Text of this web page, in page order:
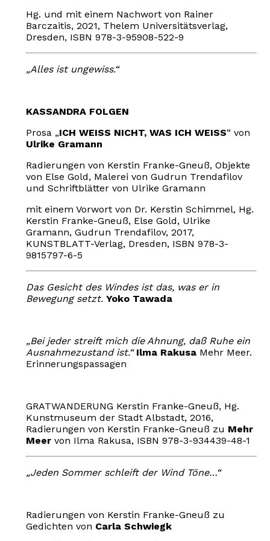
Hg. und mit einem Nachwort von Rainer
Barczaitis, 2021, Thelem Universitätsverlag,
Dresden, ISBN 978-3-95908-522-9
„Alles ist ungewiss.“
KASSANDRA FOLGEN
Prosa „ICH WEISS NICHT, WAS ICH WEISS“ von
Ulrike Gramann
Radierungen von Kerstin Franke-Gneuß, Objekte
von Else Gold, Malerei von Gudrun Trendafilov
und Schriftblätter von Ulrike Gramann
mit einem Vorwort von Dr. Kerstin Schimmel, Hg.
Kerstin Franke-Gneuß, Else Gold, Ulrike
Gramann, Gudrun Trendafilov, 2017,
KUNSTBLATT-Verlag, Dresden, ISBN 978-3-
9815797-6-5
Das Gesicht des Windes ist das, was er in
Bewegung setzt. Yoko Tawada
„Bei jeder streift mich die Ahnung, daß Ruhe ein
Ausnahmezustand ist.“ Ilma Rakusa Mehr Meer.
Erinnerungspassagen
GRATWANDERUNG Kerstin Franke-Gneuß, Hg.
Kunstmuseum der Stadt Albstadt, 2016,
Radierungen von Kerstin Franke-Gneuß zu Mehr
Meervon Ilma Rakusa, ISBN 978-3-934439-48-1
„Jeden Sommer schleift der Wind Töne…“
Radierungen von Kerstin Franke-Gneuß zu
Gedichten von Carla Schwiegk